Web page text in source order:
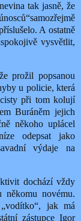
tak jasně, že
samozřejmě
A ostatně
vysvětlit,
prožil popsanou
u policie, která
při tom kolují
Buráněm jejich
někoho uplácel
odepsat jako
výdaje na
dochází vždy
novému.
jak má
zástupce Igor